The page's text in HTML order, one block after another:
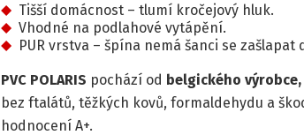
Tišší domácnost – tlumí kročejový hluk.
Vhodné na podlahové vytápění.
PUR vrstva – špína nemá šanci se zašlapat
PVC POLARIS pochází od belgického
bez ftalátů, těžkých kovů, formaldehydu a
hodnocení A+.